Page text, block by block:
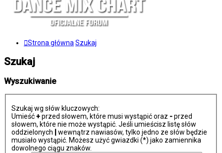
Strona główna Szukaj
Szukaj
Wyszukiwanie
Szukaj wg słów kluczowych:
Umieść+przed słowem, które musi wystąpić oraz -przed
słowem, które nie może wystąpić. Jeśli umieścisz listę słów
oddzielonych
wewnątrz nawiasów, tylko jedno ze słów będzie
musiało wystąpić. Możesz użyć gwiazdki (*) jako zamiennika
dowolnego ciągu znaków.